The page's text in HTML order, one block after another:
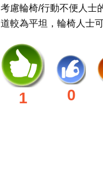
考慮輪椅/行動不便人士
道較為平坦，輪椅人士
1 0